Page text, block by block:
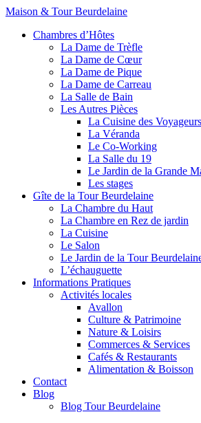
Maison & Tour Beurdelaine
Chambres d’Hôtes
La Dame de Trèfle
La Dame de Cœur
La Dame de Pique
La Dame de Carreau
La Salle de Bain
Les Autres Pièces
La Cuisine des Voyageurs
La Véranda
Le Co-Working
La Salle du 19
Le Jardin de la Grande
Les stages
Gîte de la Tour Beurdelaine
La Chambre du Haut
La Chambre en Rez de jardin
La Cuisine
Le Salon
Le Jardin de la Tour
L’échauguette
Informations Pratiques
Activités locales
Avallon
Culture & Patrimoine
Nature & Loisirs
Commerces & Services
Cafés & Restaurants
Alimentation & Boisson
Contact
Blog
Blog Tour Beurdelaine